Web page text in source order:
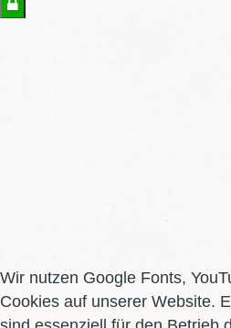
Wir nutzen Google Fonts,
Cookies auf unserer Website.